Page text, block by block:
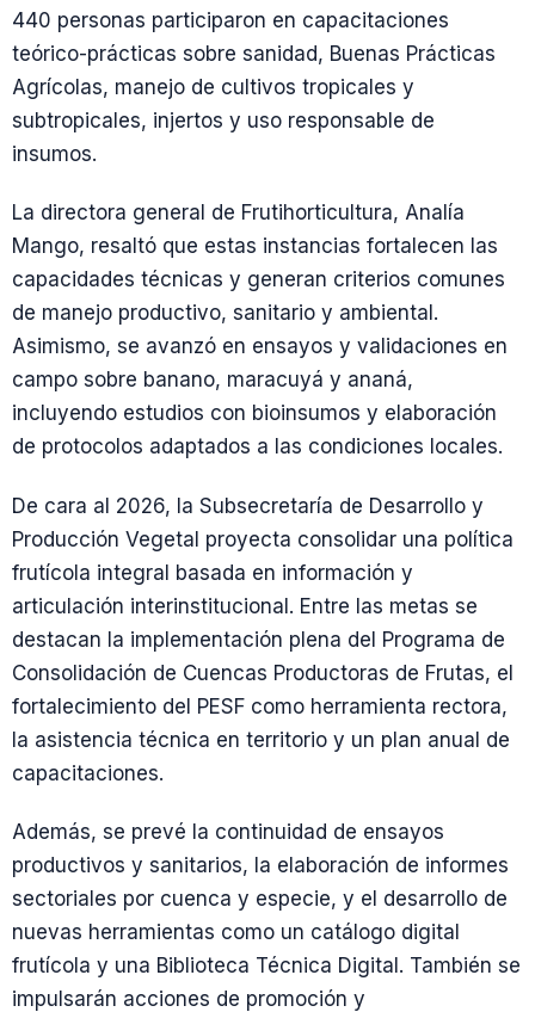
440 personas participaron en capacitaciones
teórico-prácticas sobre sanidad, Buenas Prácticas
Agrícolas, manejo de cultivos tropicales y
subtropicales, injertos y uso responsable de
insumos.
La directora general de Frutihorticultura, Analía
Mango, resaltó que estas instancias fortalecen las
capacidades técnicas y generan criterios comunes
de manejo productivo, sanitario y ambiental.
Asimismo, se avanzó en ensayos y validaciones en
campo sobre banano, maracuyá y ananá,
incluyendo estudios con bioinsumos y elaboración
de protocolos adaptados a las condiciones locales.
De cara al 2026, la Subsecretaría de Desarrollo y
Producción Vegetal proyecta consolidar una política
frutícola integral basada en información y
articulación interinstitucional. Entre las metas se
destacan la implementación plena del Programa de
Consolidación de Cuencas Productoras de Frutas, el
fortalecimiento del PESF como herramienta rectora,
la asistencia técnica en territorio y un plan anual de
capacitaciones.
Además, se prevé la continuidad de ensayos
productivos y sanitarios, la elaboración de informes
sectoriales por cuenca y especie, y el desarrollo de
nuevas herramientas como un catálogo digital
frutícola y una Biblioteca Técnica Digital. También se
impulsarán acciones de promoción y